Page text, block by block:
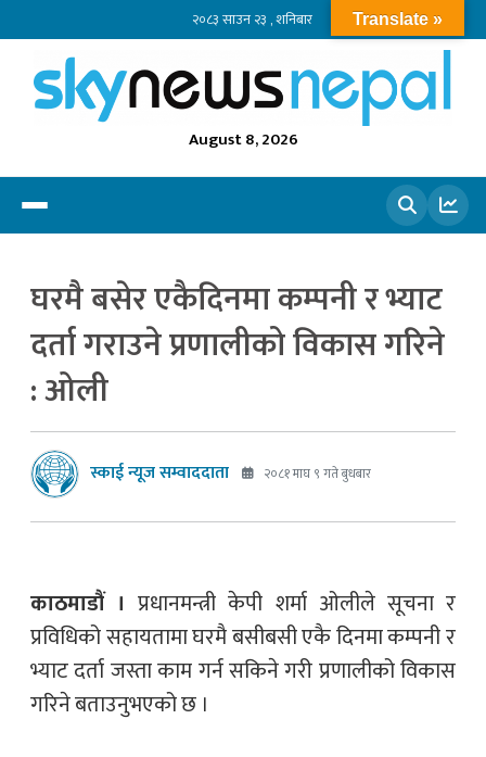
२०८३ साउन २३ , शनिबार
August 8, 2026
घरमै बसेर एकैदिनमा कम्पनी र भ्याट
दर्ता गराउने प्रणालीको विकास गरिने
: ओली
स्काई न्यूज सम्वाददाता २०८१ माघ ९ गते बुधबार
काठमाडौं । प्रधानमन्त्री केपी शर्मा ओलीले सूचना र
प्रविधिको सहायतामा घरमै बसीबसी एकै दिनमा कम्पनी र
भ्याट दर्ता जस्ता काम गर्न सकिने गरी प्रणालीको विकास
गरिने बताउनुभएको छ ।
Translate »